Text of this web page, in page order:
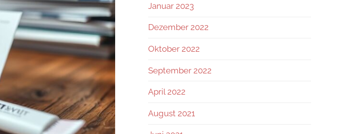
Januar 2023
Dezember 2022
Oktober 2022
September 2022
April 2022
August 2021